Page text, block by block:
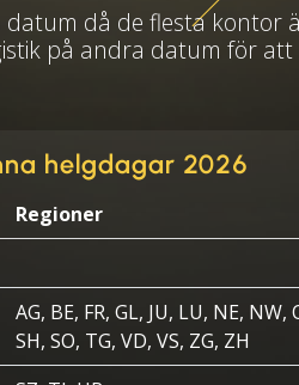
datum då de flesta kontor
på andra datum för
helgdagar 2026
Regioner
AG, BE, FR, GL, JU, LU, NE, NW,
SH, SO, TG, VD, VS, ZG, ZH